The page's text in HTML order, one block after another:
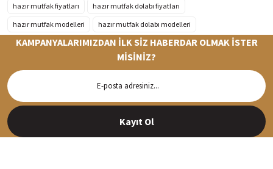
hazır mutfak fiyatları
hazır mutfak dolabı fiyatları
hazır mutfak modelleri
hazır mutfak dolabı modelleri
Siparişleriniz en kısa sürede hazırlanarak kargoya verilir
KAMPANYALARIMIZDAN İLK SİZ HABERDAR OLMAK İSTER
MİSİNİZ?
Kayıt Ol